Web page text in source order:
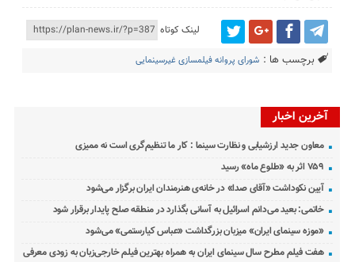
لینک کوتاه
برچسب ها : شورای پروانه فیلمسازی غیرسینمایی
آخرین اخبار
معاون جدید ارزشیابی و نظارت سینما : کار ما تنظیم‌گری است نه ممیزی
۷۵۹ اثر به «طلوع ماه» رسید
آیین نکوداشت «آقای صدا» در خانه‌ی هنرمندان ایران برگزار می‌شود
خاتمی: بعید می‌دانم اسرائیل به آسانی بگذارد در منطقه صلح پایدار برقرار شود
«موزه سینمای ایران» میزبان بزرگداشت «عباس کیارستمی» می‌شود
هفت فیلم مطرح سال سینمای ایران به همراه بهترین فیلم خارجی‌زبان به زودی معرفی